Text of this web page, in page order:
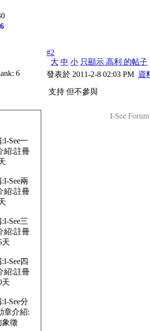
#2
大 中 小 只顯示 高利 的帖子
發表於 2011-2-8 02:03 PM 資
支持 但不參與
I-See